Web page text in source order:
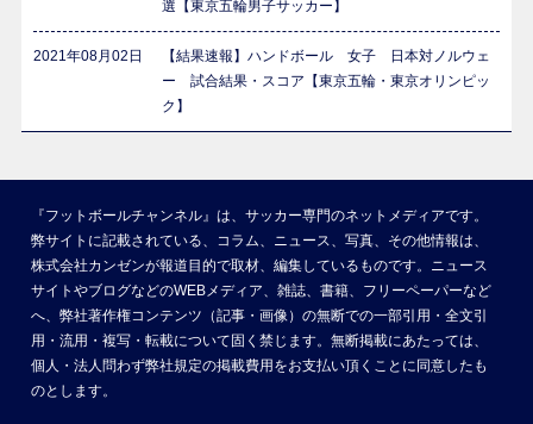
選【東京五輪男子サッカー】
2021年08月02日
【結果速報】ハンドボール 女子 日本対ノルウェ
ー 試合結果・スコア【東京五輪・東京オリンピッ
ク】
『フットボールチャンネル』は、サッカー専門のネットメディアです。
弊サイトに記載されている、コラム、ニュース、写真、その他情報は、
株式会社カンゼンが報道目的で取材、編集しているものです。ニュース
サイトやブログなどのWEBメディア、雑誌、書籍、フリーペーパーなど
へ、弊社著作権コンテンツ（記事・画像）の無断での一部引用・全文引
用・流用・複写・転載について固く禁じます。無断掲載にあたっては、
個人・法人問わず弊社規定の掲載費用をお支払い頂くことに同意したも
のとします。